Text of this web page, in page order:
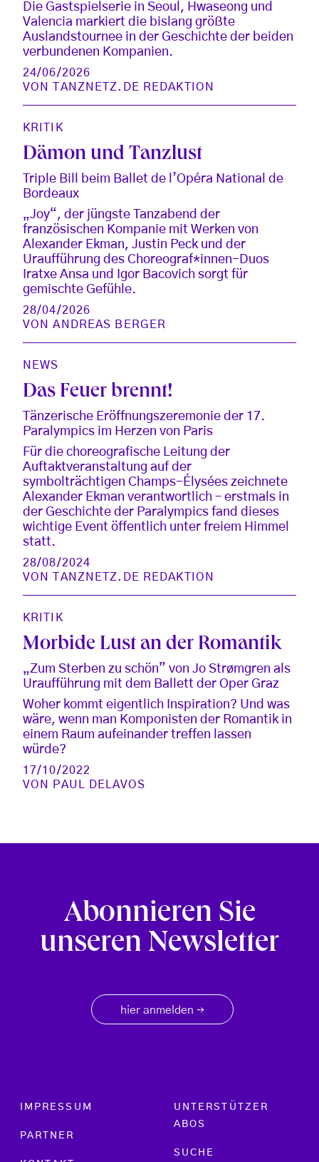
Die Gastspielserie in Seoul, Hwaseong und
Valencia markiert die bislang größte
Auslandstournee in der Geschichte der beiden
verbundenen Kompanien.
24/06/2026
VON
TANZNETZ.DE REDAKTION
KRITIK
Dämon und Tanzlust
Triple Bill beim Ballet de l’Opéra National de
Bordeaux
„Joy“, der jüngste Tanzabend der
französischen Kompanie mit Werken von
Alexander Ekman, Justin Peck und der
Uraufführung des Choreograf*innen-Duos
Iratxe Ansa und Igor Bacovich sorgt für
gemischte Gefühle.
28/04/2026
VONANDREAS BERGER
NEWS
Das Feuer brennt!
Tänzerische Eröffnungszeremonie der 17.
Paralympics im Herzen von Paris
Für die choreografische Leitung der
Auftaktveranstaltung auf der
symbolträchtigen Champs-Élysées zeichnete
Alexander Ekman verantwortlich – erstmals in
der Geschichte der Paralympics fand dieses
wichtige Event öffentlich unter freiem Himmel
statt.
28/08/2024
VON
TANZNETZ.DE REDAKTION
KRITIK
Morbide Lust an der Romantik
„Zum Sterben zu schön” von Jo Strømgren als
Uraufführung mit dem Ballett der Oper Graz
Woher kommt eigentlich Inspiration? Und was
wäre, wenn man Komponisten der Romantik in
einem Raum aufeinander treffen lassen
würde?
17/10/2022
VON
PAUL DELAVOS
Abonnieren Sie
unseren Newsletter
hier anmelden →
Footer menu
IMPRESSUM
PARTNER
UNTERSTÜTZER
ABOS
SUCHE